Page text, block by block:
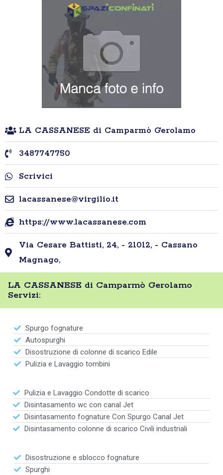
LA CASSANESE di Camparmò Gerolamo
3487747750
Scrivici
lacassanese@virgilio.it
https://www.lacassanese.com
Via Cesare Battisti, 24, - 21012, - Cassano
Magnago,
LA CASSANESE di Camparmò Gerolamo
Servizi:
Spurgo fognature
Autospurghi
Disostruzione di colonne di scarico Edile
Pulizia e Lavaggio tombini
Pulizia e Lavaggio Condotte di scarico
Disintasamento wc con canal Jet
Disintasamento fognature Con Spurgo Canal Jet
Disintasamento colonne di scarico Civili industriali
Disostruzione e sblocco fognature
Spurghi